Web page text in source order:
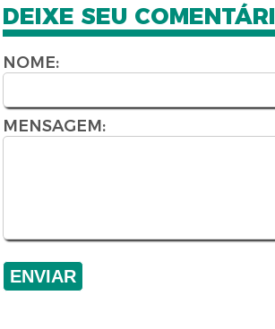
DEIXE SEU
NOME:
MENSAGEM: